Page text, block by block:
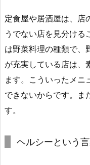
定食屋や居酒屋は、店
うでない店を見分ける
は野菜料理の種類で、
が充実している店は、
ます。こういったメニ
できないからです。ま
す。
ヘルシーという